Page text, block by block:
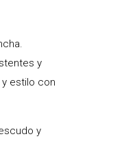
azul y
y
estilo con
y